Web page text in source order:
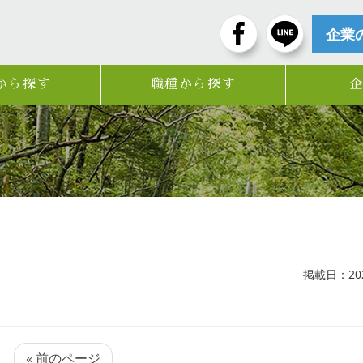
企業
ら探す 職種から探す
掲載日：
« 前のページ